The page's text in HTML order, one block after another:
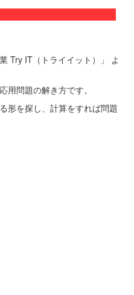
Try IT（トライイット）」 よ
用問題の解き方です。
形を探し、計算をすれば問題